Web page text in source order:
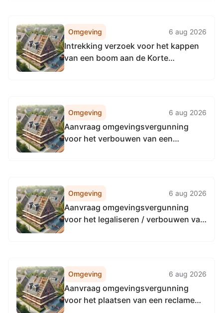
Omgeving 6 aug 2026
Intrekking verzoek voor het kappen
van een boom aan de Korte
Omgeving 6 aug 2026
Aanvraag omgevingsvergunning
voor het verbouwen van een
Nijmegen
Omgeving 6 aug 2026
Aanvraag omgevingsvergunning
voor het legaliseren / verbouwen van
Omgeving 6 aug 2026
Aanvraag omgevingsvergunning
voor het plaatsen van een reclame